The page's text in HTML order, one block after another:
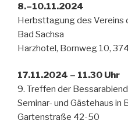
8.–10.11.2024
Herbsttagung des Vereins
Bad Sachsa
Harzhotel, Bornweg 10,
17.11.2024 – 11.30 Uhr
9. Treffen der
Seminar- und Gästehaus in
Gartenstraße 42-50